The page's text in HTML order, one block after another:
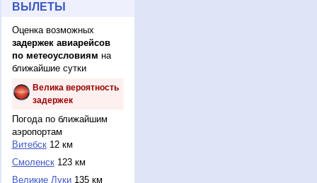
ВЫЛЕТЫ
Оценка возможных
задержек авиарейсов
по метеоусловиям на
ближайшие сутки
Велика вероятность
задержек
Погода по ближайшим
аэропортам
Витебск12 км
Смоленск123 км
Великие Луки135 км